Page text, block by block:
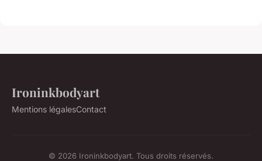
Ironinkbodyart
Mentions légalesContact
© 2026 Ironinkbodyart. Tous droits réservés.